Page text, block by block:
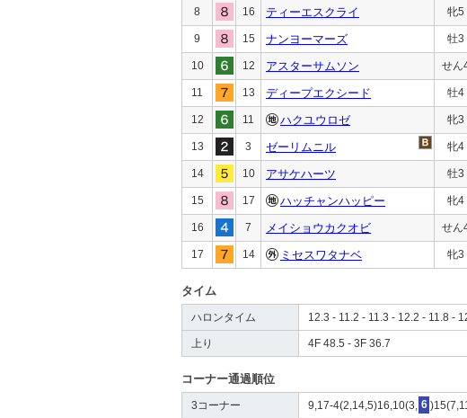
8 16 ティーエスクライ 牝5
9 15 ナンヨーマーズ 牡3
10 12 アスターサムソン せん
11 13 ディープエクシード 牡4
12 11 ハクユウロゼ 牝3
13 3 ゼーリムニル 牝4
14 10 アサケハーツ 牡3
15 17 ハッチャンハッピー 牝4
16 7 メイショウカクオビ せん
17 14 ミセスワタナベ 牝3
タイム
ハロンタイム 12.3 - 11.2 - 11.3 - 12.2 - 11.8 -
上り 4F 48.5 - 3F 36.7
コーナー通過順位
3コーナー 9,17-4(2,14,5)16,10(3, 6